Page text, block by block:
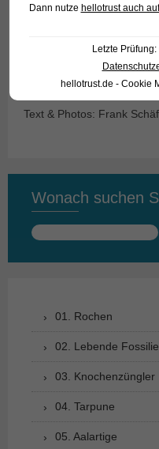
gesagt, wir wissen es
Text & Photos: Frank
Wonach suchen
Suchen
01. Rochen
02. Lebende
03. Knochenzüngler
04. Tarpune
05. Aalartige
Dann nutze hellotrust auch
Letzte
hellotrust.de - Cookie